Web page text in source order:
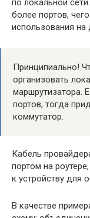
по локальной
более портов,
использования на
Принципиально!
организовать
маршрутизатора.
портов, тогда
коммутатор.
Кабель
портом на
к устройству для
В качестве